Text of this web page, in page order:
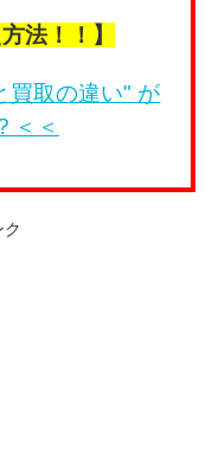
法！！】
買取の違い" が
＜＜